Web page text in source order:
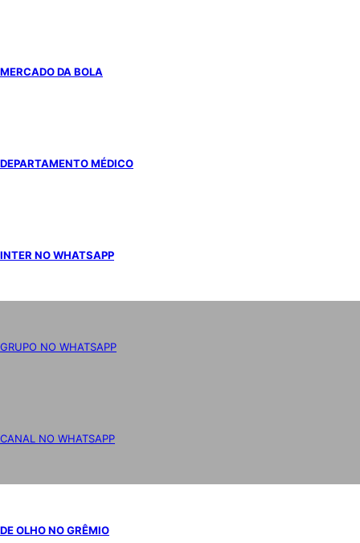
MERCADO DA BOLA
DEPARTAMENTO MÉDICO
INTER NO WHATSAPP
GRUPO NO WHATSAPP
CANAL NO WHATSAPP
DE OLHO NO GRÊMIO